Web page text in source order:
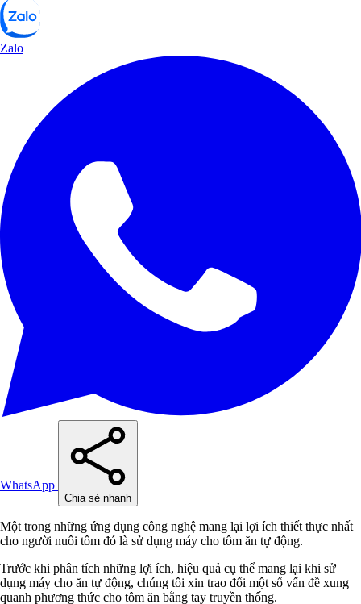
Zalo
WhatsApp
Chia sẻ nhanh
Một trong những ứng dụng công nghệ mang lại lợi ích thiết thực nhất
cho người nuôi tôm đó là sử dụng máy cho tôm ăn tự động.
Trước khi phân tích những lợi ích, hiệu quả cụ thể mang lại khi sử
dụng máy cho ăn tự động, chúng tôi xin trao đổi một số vấn đề xung
quanh phương thức cho tôm ăn bằng tay truyền thống.